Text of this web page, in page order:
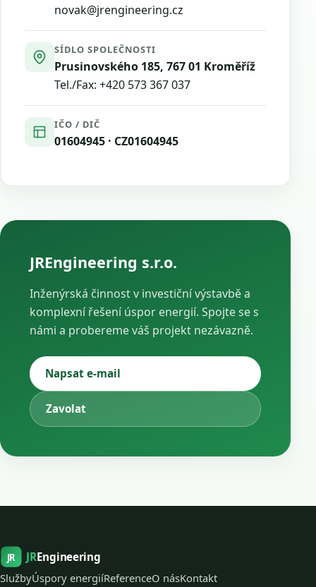
novak@jrengineering.cz
SÍDLO SPOLEČNOSTI
Prusinovského 185, 767 01 Kroměříž
Tel./Fax: +420 573 367 037
IČO / DIČ
01604945 · CZ01604945
JREngineering s.r.o.
Inženýrská činnost v investiční výstavbě a
komplexní řešení úspor energií. Spojte se s
námi a probereme váš projekt nezávazně.
Napsat e-mail
Zavolat
JR JREngineering
SlužbyÚspory energiíReferenceO násKontakt